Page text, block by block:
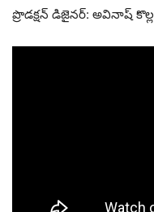
ప్రొడక్షన్ డిజైనర్: అవినాష్ కొల్ల